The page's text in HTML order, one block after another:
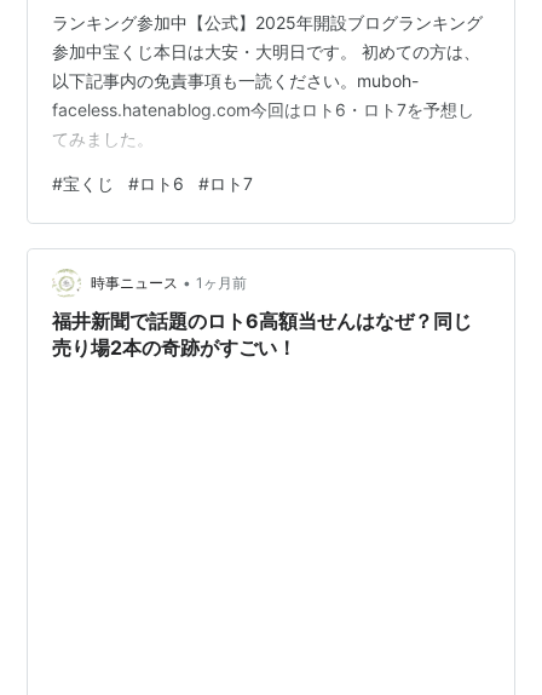
ランキング参加中【公式】2025年開設ブログランキング
参加中宝くじ本日は大安・大明日です。 初めての方は、
以下記事内の免責事項も一読ください。muboh-
faceless.hatenablog.com今回はロト6・ロト7を予想し
てみました。
#宝くじ #ロト6 #ロト7
時事ニュース • 1ヶ月前
福井新聞で話題のロト6高額当せんはなぜ？同じ
売り場2本の奇跡がすごい！